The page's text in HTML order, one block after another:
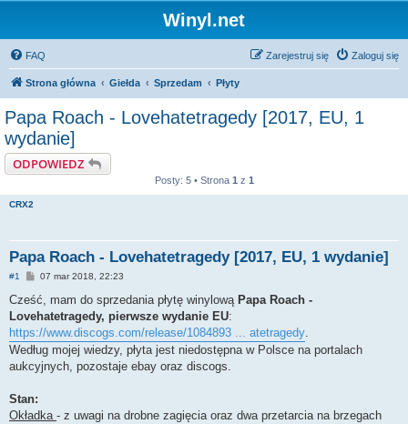
Winyl.net
FAQ Zaloguj się
Zarejestruj się
Strona główna Giełda Sprzedam Płyty
Papa Roach - Lovehatetragedy [2017, EU, 1
wydanie]
ODPOWIEDZ
Posty: 5 • Strona 1 z 1
CRX2
Papa Roach - Lovehatetragedy [2017, EU, 1 wydanie]
#1
P
s
07 mar 2018, 22:23
Cześć, mam do sprzedania płytę winylową Papa Roach -
Lovehatetragedy, pierwsze wydanie EU:
https://www.discogs.com/release/1084893 ... atetragedy.
Według mojej wiedzy, płyta jest niedostępna w Polsce na portalach
aukcyjnych, pozostaje ebay oraz discogs.
Stan:
Okładka - z uwagi na drobne zagięcia oraz dwa przetarcia na brzegach